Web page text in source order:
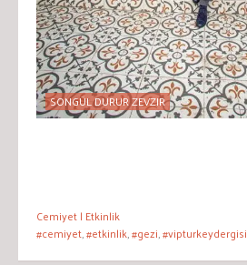
SONGÜL DURUR ZEVZIR
Cemiyet | Etkinlik
#cemiyet,#etkinlik,#gezi,#vipturkeydergisi